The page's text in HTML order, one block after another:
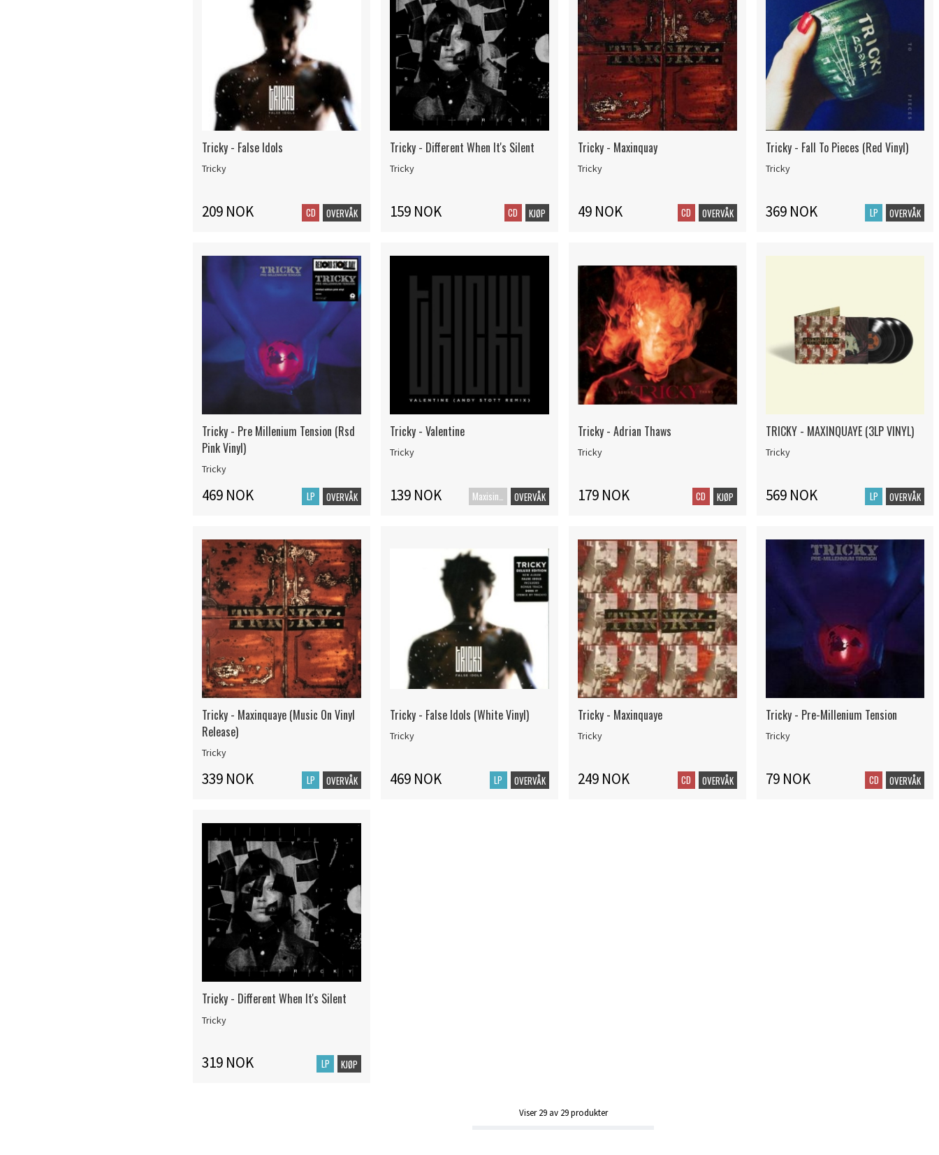
Tricky - False Idols
Tricky
209 NOK CD OVERVÅK
Tricky - Different When It's Silent
Tricky
159 NOK CD KJØP
Tricky - Maxinquay
Tricky
49 NOK CD OVERVÅK
Tricky - Fall To Pieces (Red Vinyl)
Tricky
369 NOK LP OVERVÅK
Tricky - Pre Millenium Tension (Rsd
Pink Vinyl)
Tricky
469 NOK LP OVERVÅK
Tricky - Valentine
Tricky
139 NOK OVERVÅK
Tricky - Adrian Thaws
Tricky
179 NOK CD KJØP
TRICKY - MAXINQUAYE (3LP VINYL)
Tricky
569 NOK LP OVERVÅK
Tricky - Maxinquaye (Music On Vinyl
Release)
Tricky
339 NOK LP OVERVÅK
Tricky - False Idols (White Vinyl)
Tricky
469 NOK LP OVERVÅK
Tricky - Maxinquaye
Tricky
249 NOK CD OVERVÅK
Tricky - Pre-Millenium Tension
Tricky
79 NOK CD OVERVÅK
Tricky - Different When It's Silent
Tricky
319 NOK LP KJØP
Viser29av 29produkter